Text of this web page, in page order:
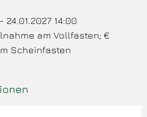
24.01.2027 14:00
am Vollfasten; €
Scheinfasten